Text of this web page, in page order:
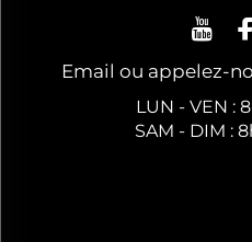
Email ou appelez-
LUN - VEN :
SAM - DIM :